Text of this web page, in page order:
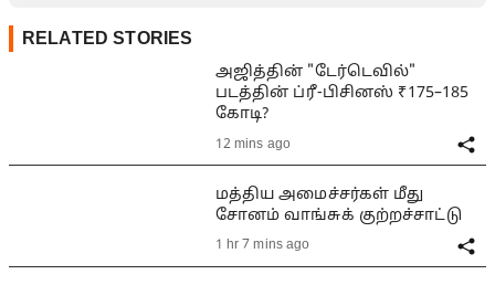
RELATED STORIES
அஜித்தின் "டேர்டெவில்"
படத்தின் ப்ரீ-பிசினஸ் ₹175–185
கோடி?
12 mins ago
மத்திய அமைச்சர்கள் மீது
சோனம் வாங்சுக் குற்றச்சாட்டு
1 hr 7 mins ago